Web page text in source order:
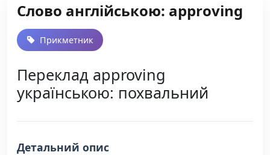
Слово англійською: approving
Прикметник
Переклад approving
українською: похвальний
Детальний опис